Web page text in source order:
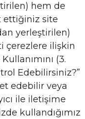
hem de
ettiğiniz site
yerleştirilen)
çerezlere ilişkin
(3.
Edebilirsiniz?”
edebilir veya
ile iletişime
kullandığımız